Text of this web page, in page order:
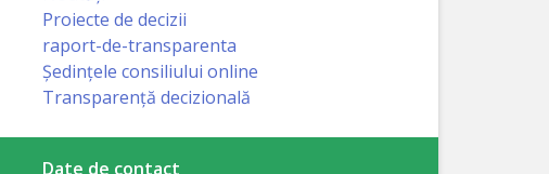
Proiecte de decizii
raport-de-transparenta
Ședințele consiliului online
Transparență decizională
Date de contact